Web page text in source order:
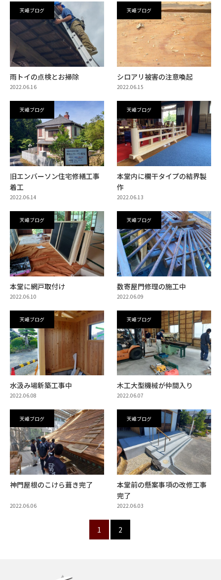
天峰ブログ
雨トイの点検とお掃除
2022.06.16
天峰ブログ
シロアリ被害の注意喚起
2022.06.15
天峰ブログ
旧エンバーソン住宅修繕工事
着工
2022.06.14
天峰ブログ
本堂内に欄干タイプの結界製
作
2022.06.13
天峰ブログ
本堂に網戸取付け
2022.06.10
天峰ブログ
数寄屋門修理の施工中
2022.06.09
天峰ブログ
水汲み場新築工事中
2022.06.08
天峰ブログ
木工大型機械が仲間入り
2022.06.07
天峰ブログ
神門屋根のこけら葺き完了
2022.06.06
天峰ブログ
本堂前の懸案事項の改修工事
完了
2022.06.03
1 2